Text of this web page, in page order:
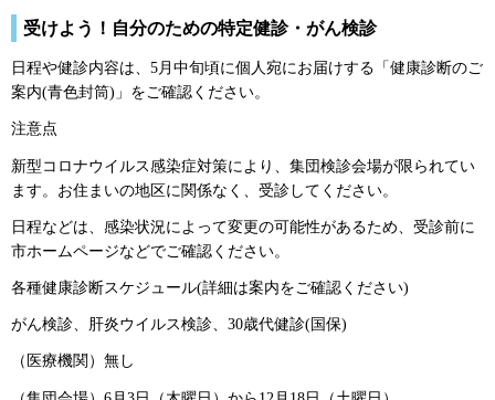
受けよう！自分のための特定健診・がん検診
日程や健診内容は、5月中旬頃に個人宛にお届けする「健康診断のご
案内(青色封筒)」をご確認ください。
注意点
新型コロナウイルス感染症対策により、集団検診会場が限られてい
ます。お住まいの地区に関係なく、受診してください。
日程などは、感染状況によって変更の可能性があるため、受診前に
市ホームページなどでご確認ください。
各種健康診断スケジュール(詳細は案内をご確認ください)
がん検診、肝炎ウイルス検診、30歳代健診(国保)
（医療機関）無し